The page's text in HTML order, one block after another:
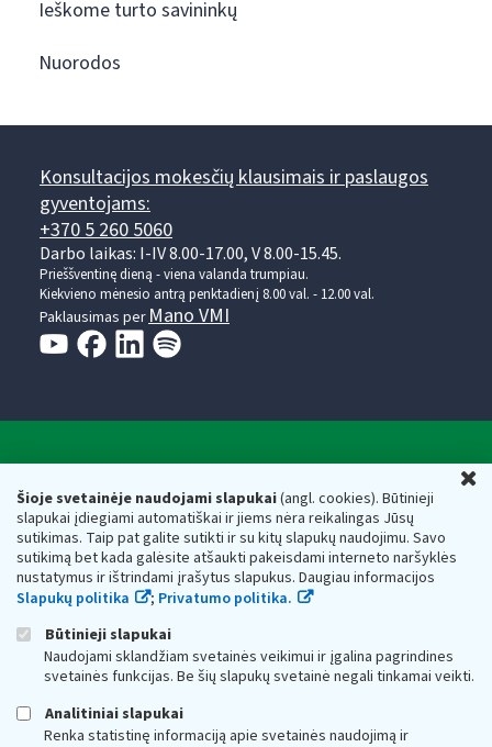
Šioje svetainėje naudojami slapukai(angl. cookies). Būtinieji
slapukai įdiegiami automatiškai ir jiems nėra reikalingas Jūsų
sutikimas. Taip pat galite sutikti ir su kitų slapukų naudojimu. Savo
sutikimą bet kada galėsite atšaukti pakeisdami interneto naršyklės
nustatymus ir ištrindami įrašytus slapukus. Daugiau informacijos
Slapukų politika
; Privatumo politika.
Būtinieji slapukai
Naudojami sklandžiam svetainės veikimui ir įgalina pagrindines
svetainės funkcijas. Be šių slapukų svetainė negali tinkamai veikti.
Analitiniai slapukai
Renka statistinę informaciją apie svetainės naudojimą ir
Ieškome turto savininkų
Nuorodos
Konsultacijos mokesčių klausimais ir paslaugos
gyventojams:
+370 5 260 5060
Darbo laikas: I-IV 8.00-17.00, V 8.00-15.45.
Prieššventinę dieną - viena valanda trumpiau.
Kiekvieno mėnesio antrą penktadienį 8.00 val. - 12.00 val.
Paklausimas per Mano VMI
Respublikos finansų ministerijos
Biudžetinė įstaiga. Juridinio asmens kodas — 188659752,
adresas: Vasario 16-osios g. 14, 01107 Vilnius, Lietuva, el.paštas:
vmi@vmi.lt, E. pristatymo dėžutės adresas 188659752
Duomenys apie Valstybinę mokesčių inspekciją prie Lietuvos
Respublikos finansų ministerijos kaupiami ir saugomi Juridinių